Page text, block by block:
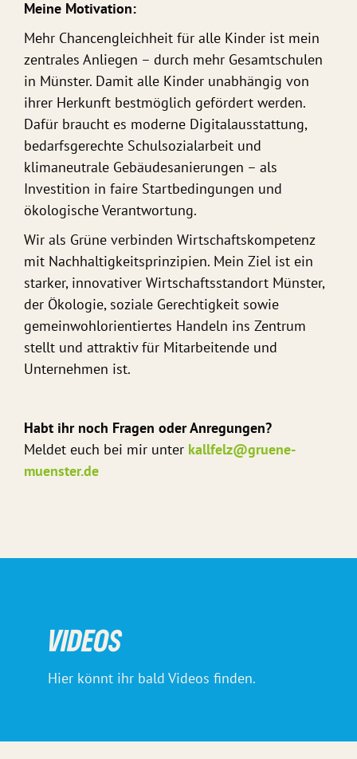
Meine Motivation:
Mehr Chancengleichheit für alle Kinder ist mein
zentrales Anliegen – durch mehr Gesamtschulen
in Münster. Damit alle Kinder unabhängig von
ihrer Herkunft bestmöglich gefördert werden.
Dafür braucht es moderne Digitalausstattung,
bedarfsgerechte Schulsozialarbeit und
klimaneutrale Gebäudesanierungen – als
Investition in faire Startbedingungen und
ökologische Verantwortung.
Wir als Grüne verbinden Wirtschaftskompetenz
mit Nachhaltigkeitsprinzipien. Mein Ziel ist ein
starker, innovativer Wirtschaftsstandort Münster,
der Ökologie, soziale Gerechtigkeit sowie
gemeinwohlorientiertes Handeln ins Zentrum
stellt und attraktiv für Mitarbeitende und
Unternehmen ist.
Habt ihr noch Fragen oder Anregungen?
Meldet euch bei mir unter kallfelz@gruene-
muenster.de
VIDEOS
Hier könnt ihr bald Videos finden.